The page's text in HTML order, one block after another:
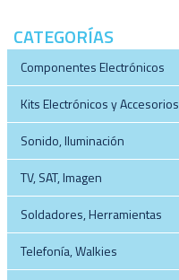
CATEGORÍAS
Componentes Electrónicos
Kits Electrónicos y Accesorios
Sonido, Iluminación
TV, SAT, Imagen
Soldadores, Herramientas
Telefonía, Walkies